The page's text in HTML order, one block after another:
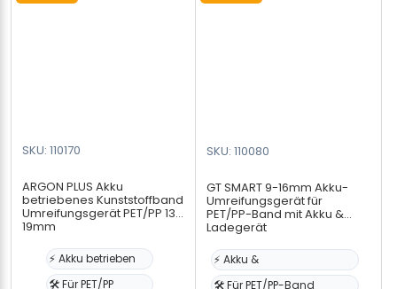
SKU: 110170
ARGON PLUS Akku
betriebenes Kunststoffband
Umreifungsgerät PET/PP 13-
19mm
⚡ Akku betrieben
🛠️ Für PET/PP
SKU: 110080
GT SMART 9-16mm Akku-
Umreifungsgerät für
PET/PP-Band mit Akku &
Ladegerät
⚡ Akku &
🛠️ Für PET/PP-Band